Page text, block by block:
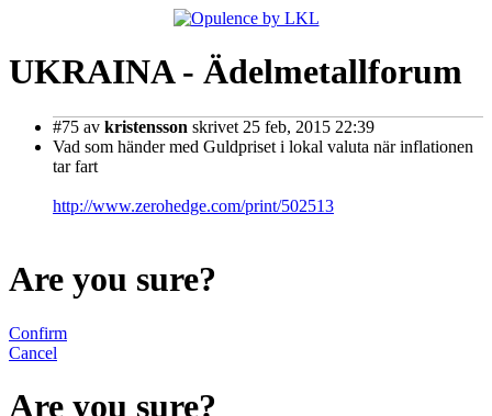
UKRAINA - Ädelmetallforum
#75 av kristensson skrivet 25 feb, 2015 22:39
Vad som händer med Guldpriset i lokal valuta när inflationen
tar fart
http://www.zerohedge.com/print/502513
Are you sure?
Confirm
Cancel
Are you sure?